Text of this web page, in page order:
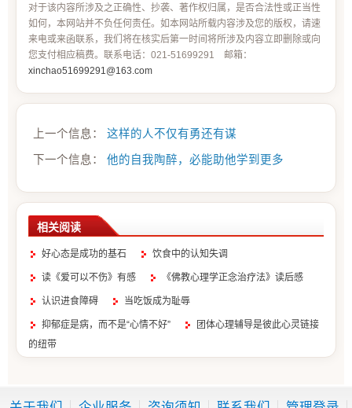
对于该内容所涉及之正确性、抄袭、著作权归属，是否合法性或正当性
如何，本网站并不负任何责任。如本网站所载内容涉及您的版权，请速
来电或来函联系，我们将在核实后第一时间将所涉及内容立即删除或向
您支付相应稿费。联系电话：021-51699291 邮箱：
xinchao51699291@163.com
上一个信息： 这样的人不仅有勇还有谋
下一个信息： 他的自我陶醉，必能助他学到更多
相关阅读
好心态是成功的基石 饮食中的认知失调
读《爱可以不伤》有感 《佛教心理学正念治疗法》读后感
认识进食障碍 当吃饭成为耻辱
抑郁症是病，而不是“心情不好”
团体心理辅导是彼此心灵链接
的纽带